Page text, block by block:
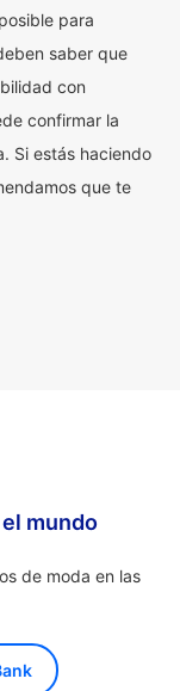
para
saber que
con
confirmar la
Si estás haciendo
que te
mundo
de moda en las